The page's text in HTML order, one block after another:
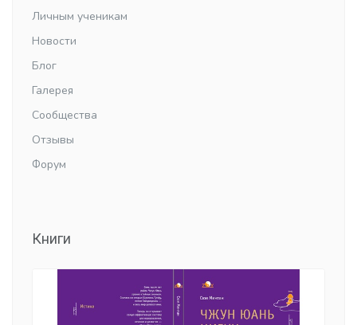
Личным ученикам
Новости
Блог
Галерея
Сообщества
Отзывы
Форум
Книги